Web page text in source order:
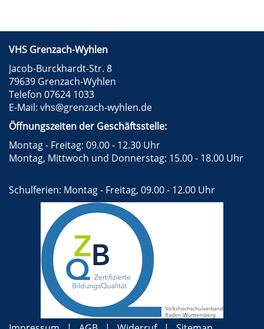
VHS Grenzach-Wyhlen
Jacob-Burckhardt-Str. 8
79639 Grenzach-Wyhlen
Telefon 07624 1033
E-Mail: vhs@grenzach-wyhlen.de
Öffnungszeiten der Geschäftsstelle:
Montag - Freitag: 09.00 - 12.30 Uhr
Montag, Mittwoch und Donnerstag: 15.00 - 18.00 Uhr
Schulferien: Montag - Freitag, 09.00 - 12.00 Uhr